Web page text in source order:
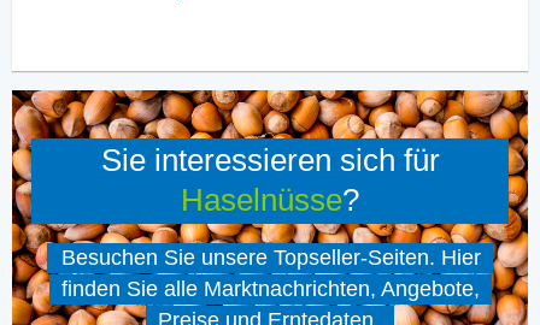
Sie interessieren sich für
Haselnüsse?
Besuchen Sie unsere Topseller-Seiten. Hier
finden Sie alle Marktnachrichten, Angebote,